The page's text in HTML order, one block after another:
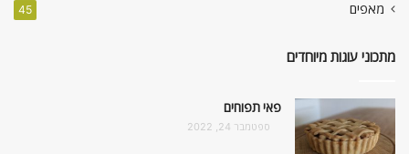
מאפים 45
מתכוני עוגות מיוחדים
פאי תפוחים
ספטמבר 24, 2022